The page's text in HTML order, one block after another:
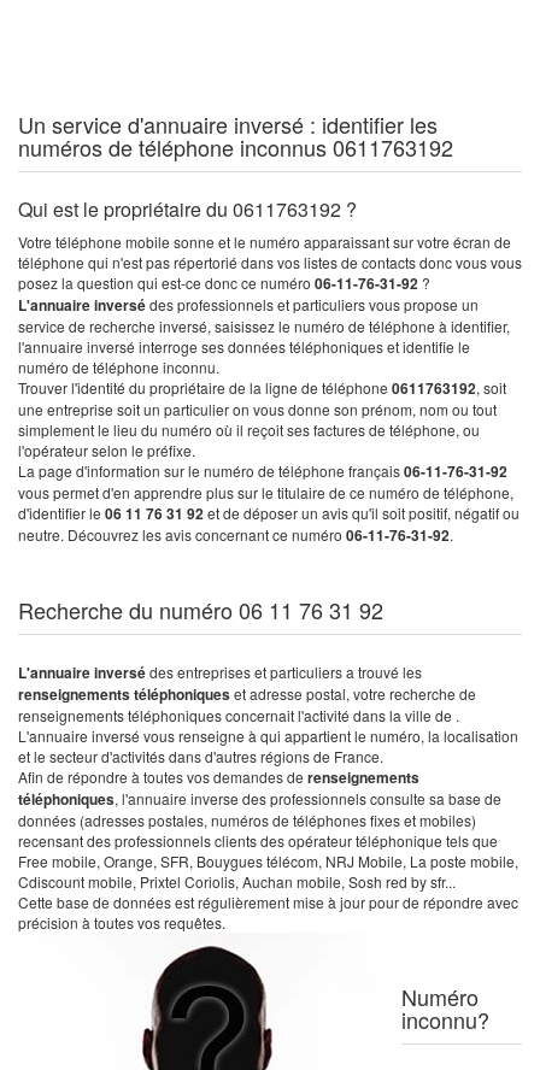
Un service d'annuaire inversé : identifier les
numéros de téléphone inconnus 0611763192
Qui est le propriétaire du 0611763192 ?
Votre téléphone mobile sonne et le numéro apparaissant sur votre écran de
téléphone qui n'est pas répertorié dans vos listes de contacts donc vous vous
posez la question qui est-ce donc ce numéro 06-11-76-31-92 ?
L'annuaire inversédes professionnels et particuliers vous propose un
service de recherche inversé, saisissez le numéro de téléphone à identifier,
l'annuaire inversé interroge ses données téléphoniques et identifie le
numéro de téléphone inconnu.
Trouver l'identité du propriétaire de la ligne de téléphone 0611763192, soit
une entreprise soit un particulier on vous donne son prénom, nom ou tout
simplement le lieu du numéro où il reçoit ses factures de téléphone, ou
l'opérateur selon le préfixe.
La page d'information sur le numéro de téléphone français06-11-76-31-92
vous permet d'en apprendre plus sur le titulaire de ce numéro de téléphone,
d'identifier le 06 11 76 31 92et de déposer un avis qu'il soit positif, négatif ou
neutre. Découvrez les avis concernant ce numéro 06-11-76-31-92.
Recherche du numéro 06 11 76 31 92
L'annuaire inversédes entreprises et particuliers a trouvé les
renseignements téléphoniqueset adresse postal, votre recherche de
renseignements téléphoniques concernait l'activité dans la ville de .
L'annuaire inversé vous renseigne à qui appartient le numéro, la localisation
et le secteur d'activités dans d'autres régions de France.
Afin de répondre à toutes vos demandes de renseignements
téléphoniques, l'annuaire inverse des professionnels consulte sa base de
données (adresses postales, numéros de téléphones fixes et mobiles)
recensant des professionnels clients des opérateur téléphonique tels que
Free mobile, Orange, SFR, Bouygues télécom, NRJ Mobile, La poste mobile,
Cdiscount mobile, Prixtel Coriolis, Auchan mobile, Sosh red by sfr...
Cette base de données est régulièrement mise à jour pour de répondre avec
précision à toutes vos requêtes.
Numéro
inconnu?